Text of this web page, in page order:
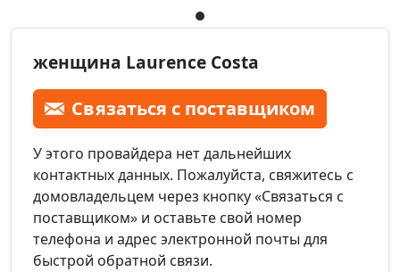
женщина Laurence Costa
Связаться с поставщиком
У этого провайдера нет дальнейших
контактных данных. Пожалуйста, свяжитесь с
домовладельцем через кнопку «Связаться с
поставщиком» и оставьте свой номер
телефона и адрес электронной почты для
быстрой обратной связи.